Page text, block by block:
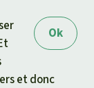
Ok
et donc